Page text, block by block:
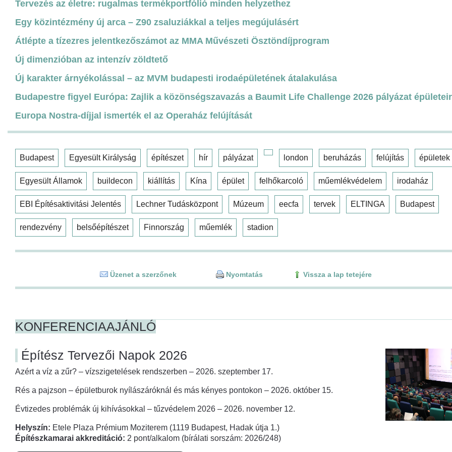
Tervezés az életre: rugalmas termékportfólió minden helyzethez
Egy közintézmény új arca – Z90 zsaluziákkal a teljes megújulásért
Átlépte a tízezres jelentkezőszámot az MMA Művészeti Ösztöndíjprogram
Új dimenzióban az intenzív zöldtető
Új karakter árnyékolással – az MVM budapesti irodaépületének átalakulása
Budapestre figyel Európa: Zajlik a közönségszavazás a Baumit Life Challenge 2026 pályázat
Europa Nostra-díjjal ismerték el az Operaház felújítását
Budapest Egyesült Királyság építészet hír pályázat london beruházás felújítás épületek
Egyesült Államok buildecon kiállítás Kína épület felhőkarcoló műemlékvédelem irodaház
EBI Építésaktivitási Jelentés Lechner Tudásközpont Múzeum eecfa tervek ELTINGA Budapest
rendezvény belsőépítészet Finnország műemlék stadion
Üzenet a szerzőnek Nyomtatás Vissza a lap tetejére
KONFERENCIAAJÁNLÓ
Építész Tervezői Napok 2026
Azért a víz a zűr? – vízszigetelések rendszerben – 2026. szeptember 17.
Rés a pajzson – épületburok nyílászáróknál és más kényes pontokon – 2026. október 15.
Évtizedes problémák új kihívásokkal – tűzvédelem 2026 – 2026. november 12.
Helyszín: Etele Plaza Prémium Moziterem (1119 Budapest, Hadak útja 1.)
Építészkamarai akkreditáció: 2 pont/alkalom (bírálati sorszám: 2026/248)